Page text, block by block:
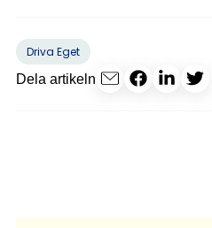
Driva Eget
Dela artikeln